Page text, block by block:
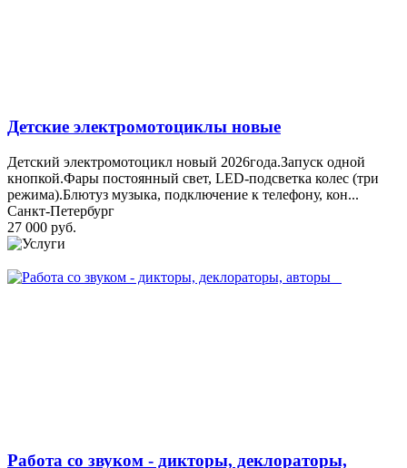
Детские электромотоциклы новые
Детский электромотоцикл новый 2026года.Запуск одной
кнопкой.Фары постоянный свет, LED-подсветка колес (три
режима).Блютуз музыка, подключение к телефону, кон...
Санкт-Петербург
27 000 руб.
Работа со звуком - дикторы, деклораторы,